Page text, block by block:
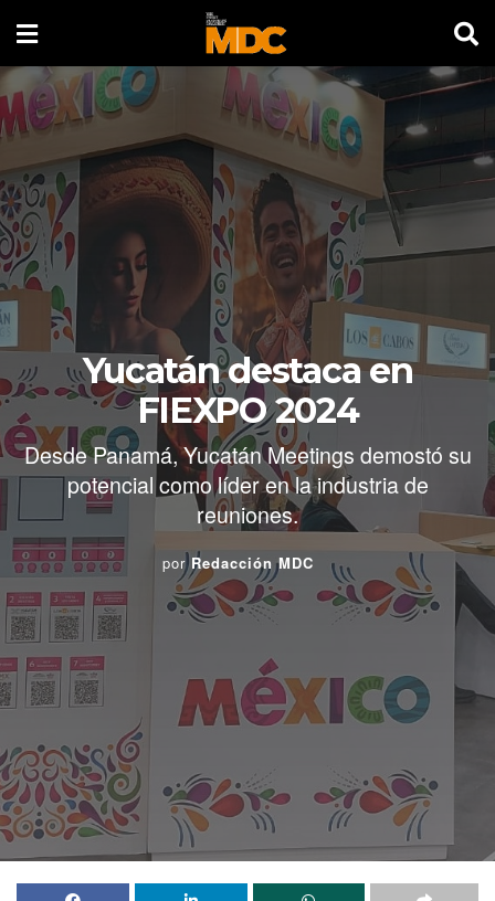
Yucatán destaca en
FIEXPO 2024
Desde Panamá, Yucatán Meetings demostó su
potencial como líder en la industria de
reuniones.
por Redacción MDC